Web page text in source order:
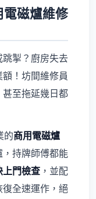
磁爐維修
掣？廚房失去
！坊間維修員
至拖延幾日都
的商用電磁爐
持牌師傅都能
上門檢查 ，並配
復全速運作，絕